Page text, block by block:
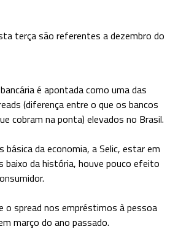
terça são referentes a dezembro do
é apontada como uma das
(diferença entre o que os bancos
cobram na ponta) elevados no Brasil.
básica da economia, a Selic, estar em
baixo da história, houve pouco efeito
o spread nos empréstimos à pessoa
março do ano passado.